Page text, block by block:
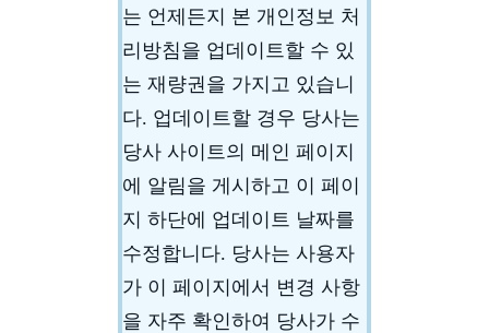
는 언제든지 본 개인정보 처
리방침을 업데이트할 수 있
는 재량권을 가지고 있습니
다. 업데이트할 경우 당사는
당사 사이트의 메인 페이지
에 알림을 게시하고 이 페이
지 하단에 업데이트 날짜를
수정합니다. 당사는 사용자
가 이 페이지에서 변경 사항
을 자주 확인하여 당사가 수